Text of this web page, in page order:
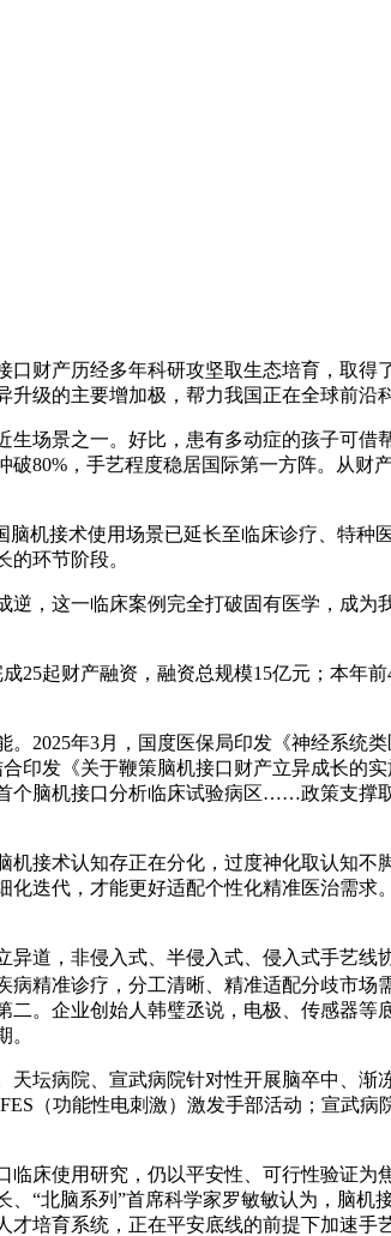
产历经多年科研攻坚取生态培育，取得
级的主要增加极，帮力我国正在全球前沿
景之一。好比，患有多动症的孩子可借
80%，手艺程度稳居国际第一方阵。从
接术使用场景已延长至临床诊疗、特种
环节阶段。
这一临床案例完全打破固有医学，成为
起财产融资，融资总规模15亿元；本年
年3月，国度医保局印发《神经系统
印发《关于鞭策脑机接口财产立异成长的
个脑机接口分析临床试验病区……政策支撑
术认知存正在分化，过度神化取认知不
迭代，才能更好适配个性化精准医治需
，非侵入式、半侵入式、侵入式手艺线
精准诊疗，分工清晰、精准适配分歧市
。企业创始人韩璧丞说，电极、传感器
病院、宣武病院针对性开展脑卒中、渐
（功能性电刺激）激发手部活动；宣武
使用研究，仍以平安性、可行性验证为
“北脑系列”首席科学家罗敏敏认为，脑
培育系统，正在平安底线的前提下加速手